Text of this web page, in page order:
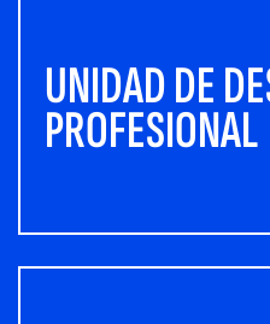
UNIDAD DE
PROFESIONAL